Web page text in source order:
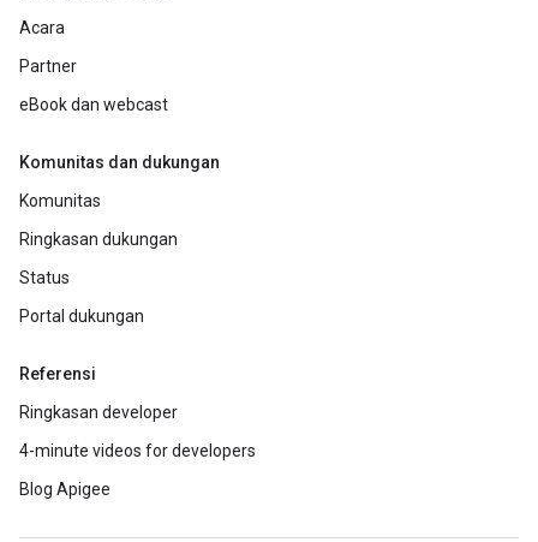
Acara
Partner
eBook dan webcast
Komunitas dan dukungan
Komunitas
Ringkasan dukungan
Status
Portal dukungan
Referensi
Ringkasan developer
4-minute videos for developers
Blog Apigee